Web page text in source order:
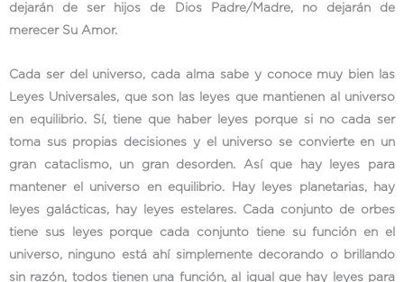
dejarán de ser hijos de Dios Padre/Madre, no dejarán de
merecer Su Amor.
Cada ser del universo, cada alma sabe y conoce muy bien las
Leyes Universales, que son las leyes que mantienen al universo
en equilibrio. Sí, tiene que haber leyes porque si no cada ser
toma sus propias decisiones y el universo se convierte en un
gran cataclismo, un gran desorden. Así que hay leyes para
mantener el universo en equilibrio. Hay leyes planetarias, hay
leyes galácticas, hay leyes estelares. Cada conjunto de orbes
tiene sus leyes porque cada conjunto tiene su función en el
universo, ninguno está ahí simplemente decorando o brillando
sin razón, todos tienen una función, al igual que hay leyes para